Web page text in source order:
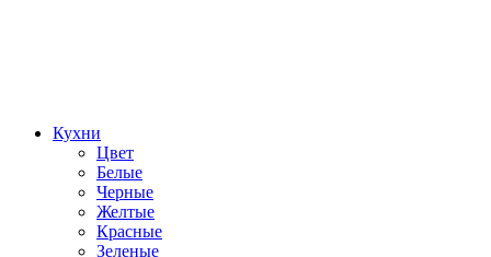
Кухни
Цвет
Белые
Черные
Желтые
Красные
Зеленые